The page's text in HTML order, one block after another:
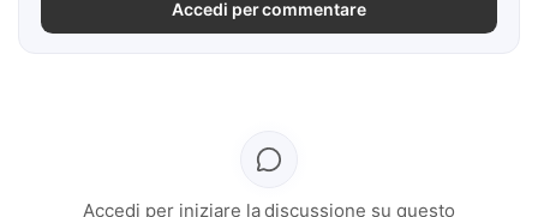
Accedi per commentare
Accedi per iniziare la discussione su questo